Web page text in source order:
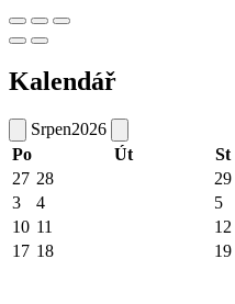
Kalendář
Srpen2026
Po
Út St
27 28 29
3
4 5
10 11 12
17 18 19